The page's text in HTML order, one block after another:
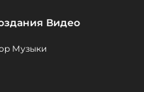
Видео
Музыки